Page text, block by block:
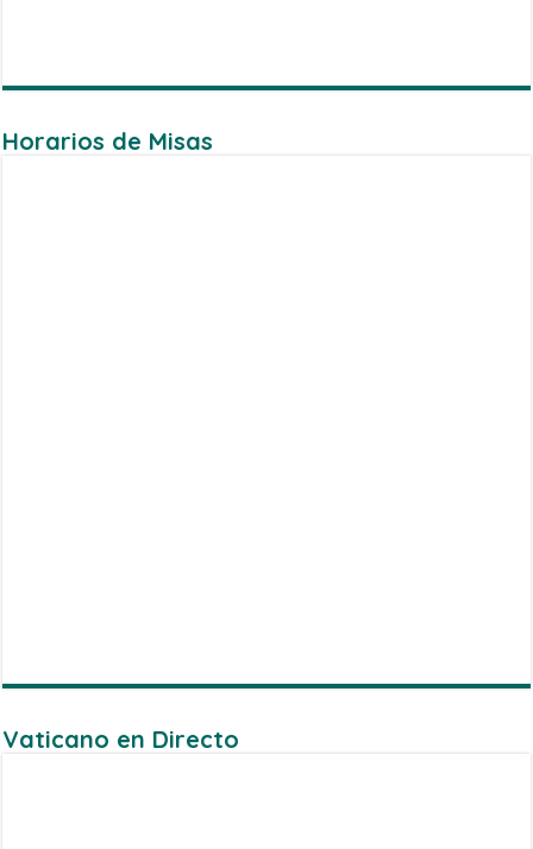
Horarios de Misas
Vaticano en Directo